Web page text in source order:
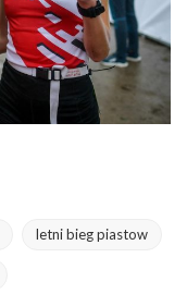
letni bieg piastow